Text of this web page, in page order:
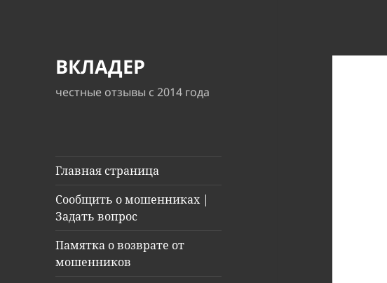
ВКЛАДЕР
честные отзывы с 2014 года
Главная страница
Сообщить о мошенниках |
Задать вопрос
Памятка о возврате от
мошенников